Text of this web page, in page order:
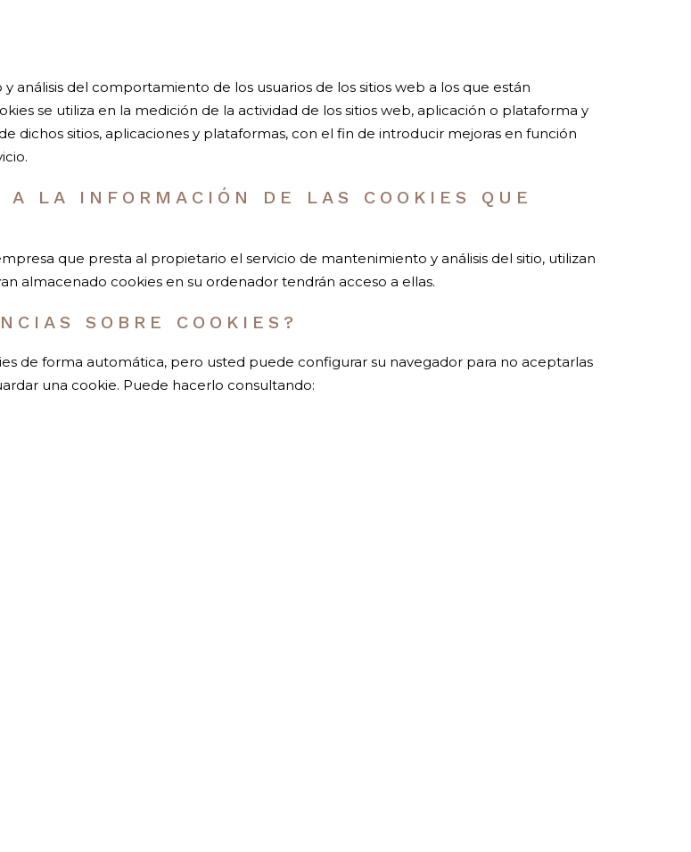
análisis del comportamiento de los usuarios de los sitios web a los que están
se utiliza en la medición de la actividad de los sitios web, aplicación o plataforma y
dichos sitios, aplicaciones y plataformas, con el fin de introducir mejoras en función
LA INFORMACIÓN DE LAS COOKIES QUE
que presta al propietario el servicio de mantenimiento y análisis del sitio, utilizan
almacenado cookies en su ordenador tendrán acceso a ellas.
SOBRE COOKIES?
de forma automática, pero usted puede configurar su navegador para no aceptarlas
una cookie. Puede hacerlo consultando: